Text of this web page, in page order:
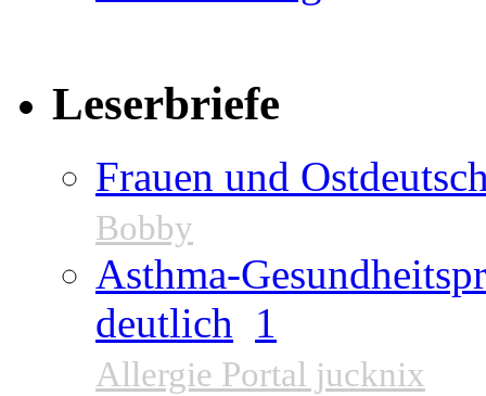
Leserbriefe
Frauen und
Bobby
Asthma-
deutlich 1
Allergie Portal jucknix